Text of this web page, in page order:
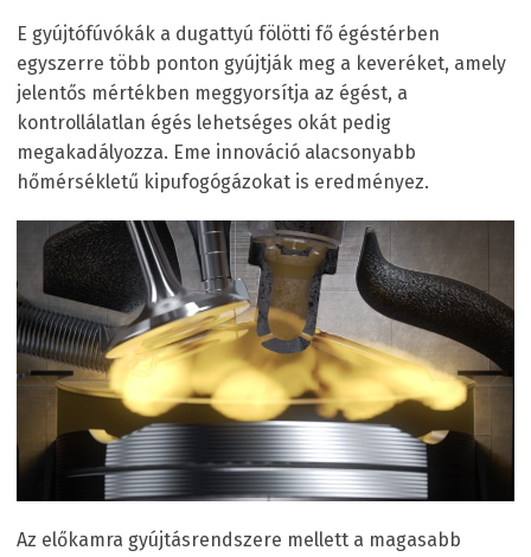
E gyújtófúvókák a dugattyú fölötti fő égéstérben
egyszerre több ponton gyújtják meg a keveréket, amely
jelentős mértékben meggyorsítja az égést, a
kontrollálatlan égés lehetséges okát pedig
megakadályozza. Eme innováció alacsonyabb
hőmérsékletű kipufogógázokat is eredményez.
Az előkamra gyújtásrendszere mellett a magasabb